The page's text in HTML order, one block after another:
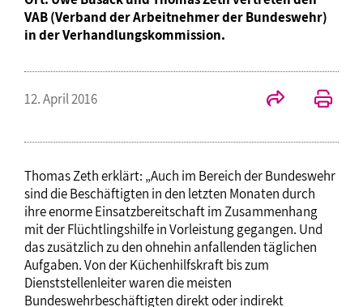
VAB (Verband der Arbeitnehmer der Bundeswehr)
in der Verhandlungskommission.
12. April 2016
Thomas Zeth erklärt: „Auch im Bereich der Bundeswehr
sind die Beschäftigten in den letzten Monaten durch
ihre enorme Einsatzbereitschaft im Zusammenhang
mit der Flüchtlingshilfe in Vorleistung gegangen. Und
das zusätzlich zu den ohnehin anfallenden täglichen
Aufgaben. Von der Küchenhilfskraft bis zum
Dienststellenleiter waren die meisten
Bundeswehrbeschäftigten direkt oder indirekt